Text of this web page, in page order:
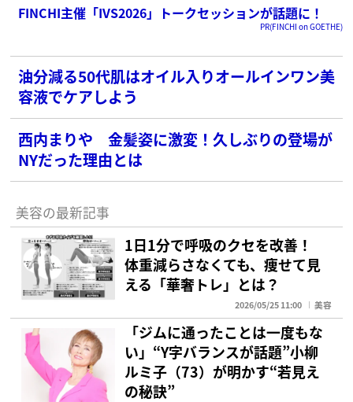
FINCHI主催「IVS2026」トークセッションが話題に！
PR(FINCHI on GOETHE)
油分減る50代肌はオイル入りオールインワン美
容液でケアしよう
西内まりや 金髪姿に激変！久しぶりの登場が
NYだった理由とは
美容の最新記事
1日1分で呼吸のクセを改善！
体重減らさなくても、痩せて見
える「華奢トレ」とは？
2026/05/25 11:00 美容
「ジムに通ったことは一度もな
い」“Y字バランスが話題”小柳
ルミ子（73）が明かす“若見え
の秘訣”